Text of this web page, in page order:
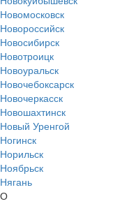
Новомосковск
Новороссийск
Новосибирск
Новотроицк
Новоуральск
Новочебоксарск
Новочеркасск
Новошахтинск
Новый Уренгой
Ногинск
Норильск
Ноябрьск
Нягань
О